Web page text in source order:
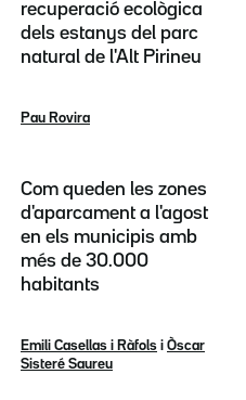
recuperació ecològica
dels estanys del parc
natural de l'Alt Pirineu
Pau Rovira
Com queden les zones
d'aparcament a l'agost
en els municipis amb
més de 30.000
habitants
Emili Casellas i Ràfols i Òscar
Sisteré Saureu